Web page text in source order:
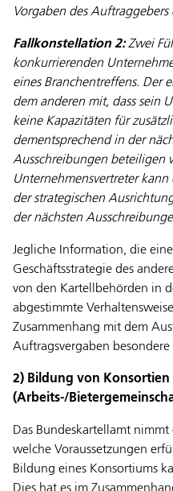
Vorgaben des
Fallkonstellation 2:Zwei
konkurrierenden
eines Branchentreffens. Der
dem anderen mit, dass sein
keine Kapazitäten für
dementsprechend in der
Ausschreibungen beteiligen
Unternehmensvertreter
der strategischen
der nächsten
Jegliche Information, die
Geschäftsstrategie des
von den Kartellbehörden in
abgestimmte
Zusammenhang mit dem
Auftragsvergaben
2) Bildung von Konsortien
(Arbeits-/
Das Bundeskartellamt
welche Voraussetzungen
Bildung eines Konsortiums
Dies hat es im